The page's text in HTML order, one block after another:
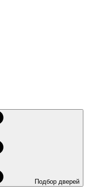
Подбор дверей